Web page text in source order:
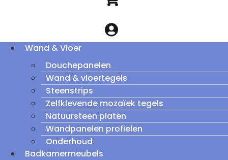
Wand & Vloer
Douchepanelen
Wand & vloertegels
Steenstrips
Zelfklevende mozaïek tegels
Natuursteen platen
Wandpanelen profielen
Onderhoud
Badkamermeubels